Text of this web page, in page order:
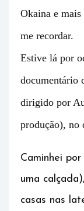
Okaina e
me recordar.
Estive lá por
documentário
dirigido por
produção), no
Caminhei
uma
casas nas